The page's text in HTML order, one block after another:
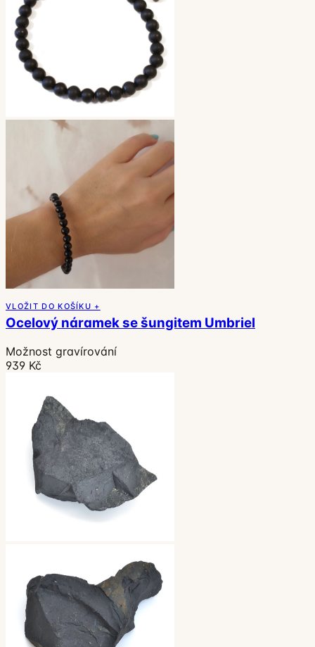
VLOŽIT DO KOŠÍKU +
Ocelový náramek se šungitem Umbriel
Možnost gravírování
939 Kč